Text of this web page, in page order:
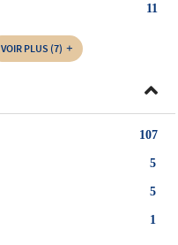
11
VOIR PLUS (7)
107
5
5
1